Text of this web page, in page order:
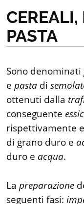
PASTA
Sono denominati
epasta di
ottenuti dalla
conseguente
rispettivamente
di grano duro e
duro e acqua.
Lapreparazione
seguenti fasi: